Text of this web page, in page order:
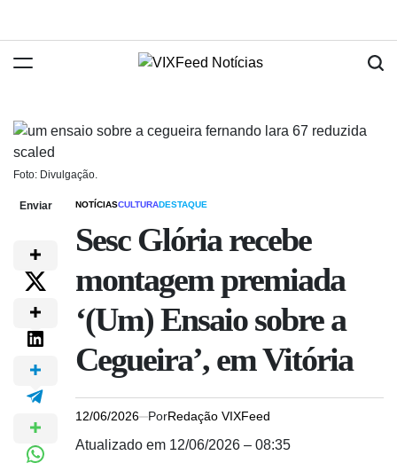
Foto: Divulgação.
Enviar NOTÍCIASCULTURADESTAQUE
Sesc Glória recebe
montagem premiada
‘(Um) Ensaio sobre a
Cegueira’, em Vitória
12/06/2026 PorRedação VIXFeed
Atualizado em 12/06/2026 – 08:35